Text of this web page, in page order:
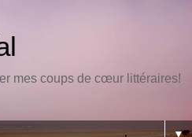
mes coups de cœur littéraires!
▼